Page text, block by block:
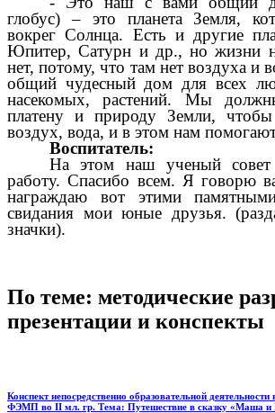
глобус) – это планета Земля,
вокрег Солнца. Есть и другие
Юпитер, Сатурн и др., но жизни
нет, потому, что там нет воздуха и
общий чудесный дом для всех
насекомых, растений. Мы
платену и природу Земли,
воздух, вода, и в этом нам
Воспитатель:
На этом наш ученый совет
работу. Спасибо всем. Я говорю
награждаю вот этими
свидания мои юные друзья.
значки).
По теме: методические
презентации и конспекты
Конспект непосредственно образовательной
ФЭМП во II мл. гр. Тема: Путешествие в сказку «Маша и